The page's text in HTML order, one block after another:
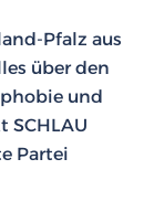
Pfalz aus
über den
und
SCHLAU
Partei